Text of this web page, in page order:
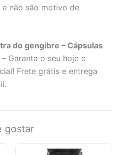
não são motivo de
do gengibre – Cápsulas
– Garanta o seu hoje e
Frete grátis e entrega
gostar